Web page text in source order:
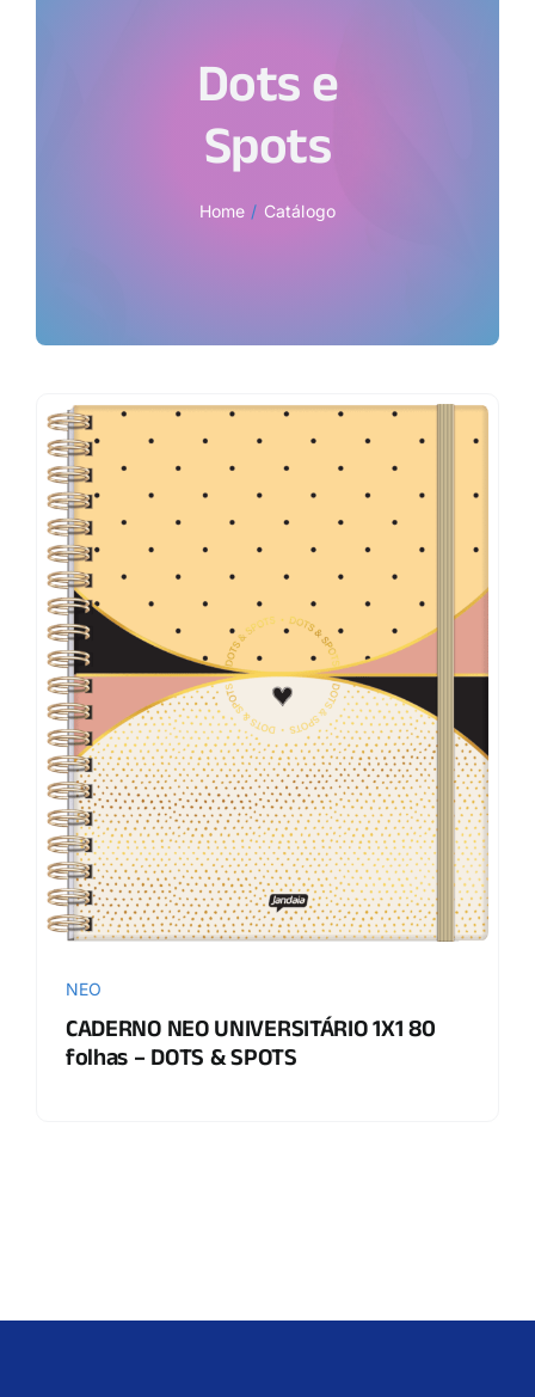
Dots e
Spots
Home Catálogo
NEO
CADERNO NEO UNIVERSITÁRIO 1X1 80
folhas – DOTS & SPOTS